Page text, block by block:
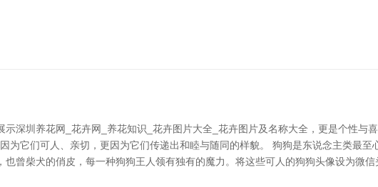
深圳养花网_花卉网_养花知识_花卉图片大全_花卉图片及名称大全，更是个性与
为它们可人、亲切，更因为它们传递出和睦与随同的样貌。 狗狗是东说念主类最至
曾柴犬的俏皮，每一种狗狗王人领有独有的魔力。将这些可人的狗狗头像设为微